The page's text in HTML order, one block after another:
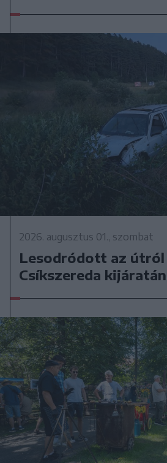
2026. augusztus 01., szombat
Lesodródott az útról
Csíkszereda